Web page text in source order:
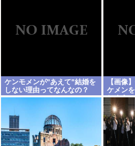
ケンモメンが"あえて"結婚を
しない理由ってなんなの？
【画像
ケメン
しまう